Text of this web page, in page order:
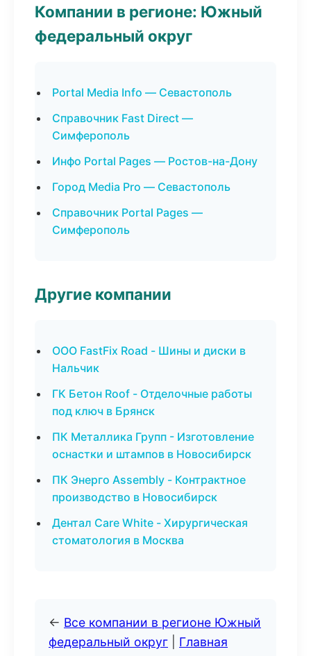
Компании в регионе: Южный
федеральный округ
Portal Media Info — Севастополь
Справочник Fast Direct —
Симферополь
Инфо Portal Pages — Ростов-на-Дону
Город Media Pro — Севастополь
Справочник Portal Pages —
Симферополь
Другие компании
ООО FastFix Road - Шины и диски в
Нальчик
ГК Бетон Roof - Отделочные работы
под ключ в Брянск
ПК Металлика Групп - Изготовление
оснастки и штампов в Новосибирск
ПК Энерго Assembly - Контрактное
производство в Новосибирск
Дентал Care White - Хирургическая
стоматология в Москва
← Все компании в регионе Южный
федеральный округ
Главная